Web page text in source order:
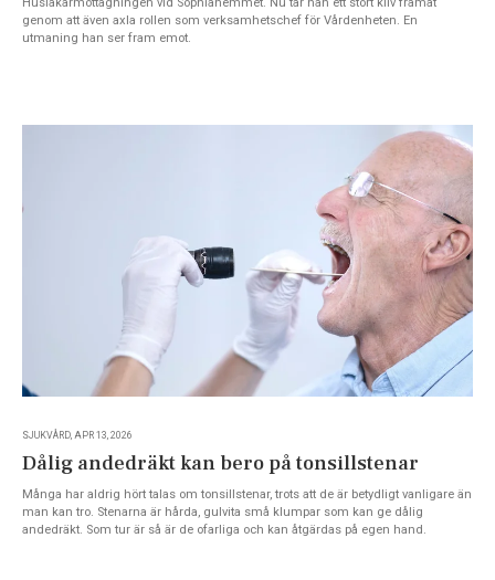
genom att även axla rollen som verksamhetschef för Vårdenheten. En
utmaning han ser fram emot.
SJUKVÅRD, APR 13, 2026
Dålig andedräkt kan bero på tonsillstenar
Många har aldrig hört talas om tonsillstenar, trots att de är betydligt vanligare än
man kan tro. Stenarna är hårda, gulvita små klumpar som kan ge dålig
andedräkt. Som tur är så är de ofarliga och kan åtgärdas på egen hand.